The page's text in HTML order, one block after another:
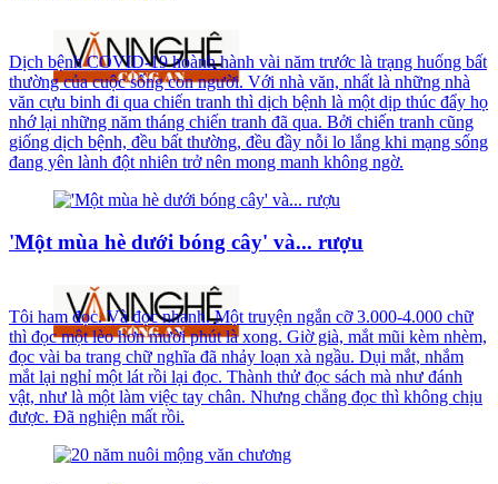
Dịch bệnh COVID-19 hoành hành vài năm trước là trạng huống bất
thường của cuộc sống con người. Với nhà văn, nhất là những nhà
văn cựu binh đi qua chiến tranh thì dịch bệnh là một dịp thúc đẩy họ
nhớ lại những năm tháng chiến tranh đã qua. Bởi chiến tranh cũng
giống dịch bệnh, đều bất thường, đều đầy nỗi lo lắng khi mạng sống
đang yên lành đột nhiên trở nên mong manh không ngờ.
'Một mùa hè dưới bóng cây' và... rượu
Tôi ham đọc. Và đọc nhanh. Một truyện ngắn cỡ 3.000-4.000 chữ
thì đọc một lèo hơn mười phút là xong. Giờ già, mắt mũi kèm nhèm,
đọc vài ba trang chữ nghĩa đã nhảy loạn xà ngầu. Dụi mắt, nhắm
mắt lại nghỉ một lát rồi lại đọc. Thành thử đọc sách mà như đánh
vật, như là một làm việc tay chân. Nhưng chẳng đọc thì không chịu
được. Đã nghiện mất rồi.